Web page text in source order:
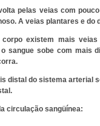
pelas veias com
A veias plantares e do
corpo existem mais
o sangue sobe com mais
distal do sistema arterial
circulação sangüínea: